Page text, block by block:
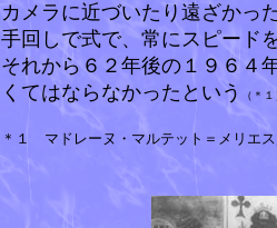
カメラに近づいたり遠ざかっ
手回しで式で、常にスピード
それから６２年後の１９６４
くてはならなかったという
（＊
＊１ マドレーヌ・マルテット＝メリエ